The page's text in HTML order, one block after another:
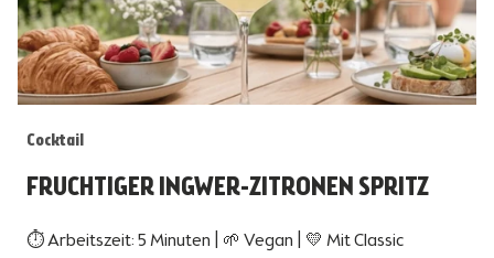
Cocktail
FRUCHTIGER INGWER-ZITRONEN SPRITZ
⏱ Arbeitszeit: 5 Minuten | 🌱 Vegan | 💛 Mit Classic